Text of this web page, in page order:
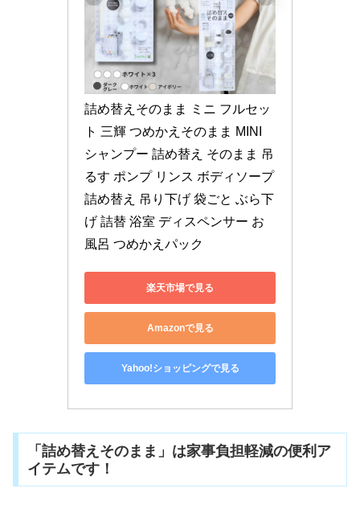
詰め替えそのまま ミニ フルセッ
ト 三輝 つめかえそのまま MINI
シャンプー 詰め替え そのまま 吊
るす ポンプ リンス ボディソープ
詰め替え 吊り下げ 袋ごと ぶら下
げ 詰替 浴室 ディスペンサー お
風呂 つめかえパック
楽天市場で見る
Amazonで見る
Yahoo!ショッピングで見る
「詰め替えそのまま」は家事負担軽減の便利ア
イテムです！